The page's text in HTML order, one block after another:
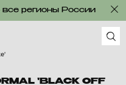
регионы России
'BLACK OFF